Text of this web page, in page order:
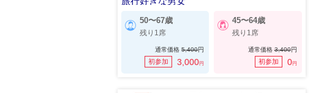
50〜67歳
残り1席
通常価格5,400円
初参加 3,000円
45〜64歳
残り1席
通常価格3,400円
初参加 0円